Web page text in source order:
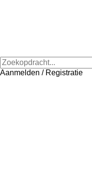
Aanmelden / Registratie